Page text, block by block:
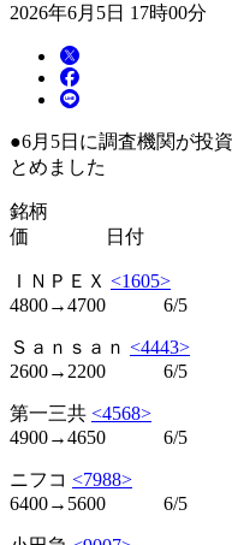
2026年6月5日 17時00分
●6月5日に調査機関が投
とめました
銘柄 機
価 日付
ＩＮＰＥＸ <1605>
4800→4700 6/5
Ｓａｎｓａｎ <4443>
2600→2200 6/5
第一三共 <4568> モ
4900→4650 6/5
ニフコ <7988> Ｊ
6400→5600 6/5